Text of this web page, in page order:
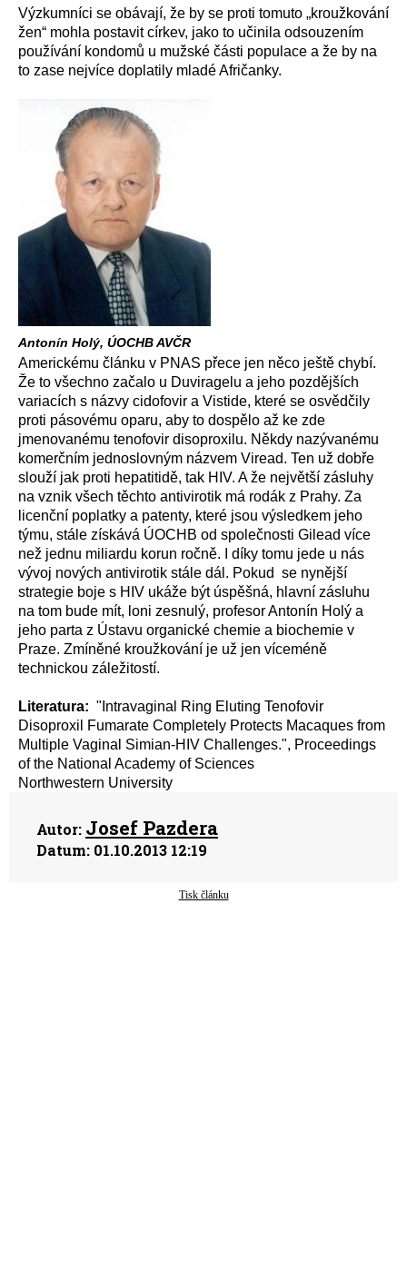
Výzkumníci se obávají, že by se proti tomuto „kroužkování
žen“ mohla postavit církev, jako to učinila odsouzením
používání kondomů u mužské části populace a že by na
to zase nejvíce doplatily mladé Afričanky.
Antonín Holý, ÚOCHB AVČR
Americkému článku v PNAS přece jen něco ještě chybí.
Že to všechno začalo u Duviragelu a jeho pozdějších
variacích s názvy cidofovir a Vistide, které se osvědčily
proti pásovému oparu, aby to dospělo až ke zde
jmenovanému tenofovir disoproxilu. Někdy nazývanému
komerčním jednoslovným názvem Viread. Ten už dobře
slouží jak proti hepatitidě, tak HIV. A že největší zásluhy
na vznik všech těchto antivirotik má rodák z Prahy. Za
licenční poplatky a patenty, které jsou výsledkem jeho
týmu, stále získává ÚOCHB od společnosti Gilead více
než jednu miliardu korun ročně. I díky tomu jede u nás
vývoj nových antivirotik stále dál. Pokud se nynější
strategie boje s HIV ukáže být úspěšná, hlavní zásluhu
na tom bude mít, loni zesnulý, profesor Antonín Holý a
jeho parta z Ústavu organické chemie a biochemie v
Praze. Zmíněné kroužkování je už jen víceméně
technickou záležitostí.
Literatura: "Intravaginal Ring Eluting Tenofovir
Disoproxil Fumarate Completely Protects Macaques from
Multiple Vaginal Simian-HIV Challenges.", Proceedings
of the National Academy of Sciences
Northwestern University
Autor: Josef Pazdera
Datum: 01.10.2013 12:19
Tisk článku